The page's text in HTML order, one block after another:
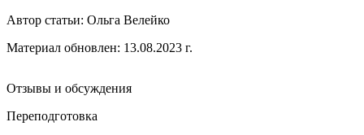
Автор статьи: Ольга Велейко
Материал обновлен: 13.08.2023 г.
Отзывы и обсуждения
Переподготовка